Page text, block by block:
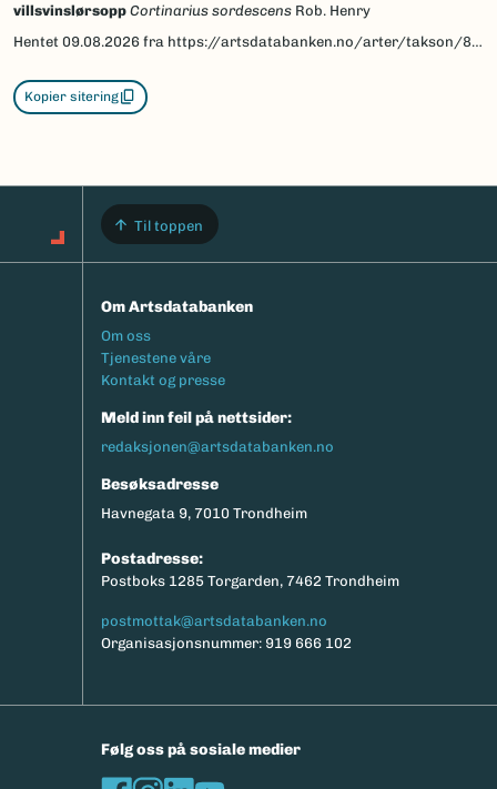
villsvinslørsopp Cortinarius sordescens Rob. Henry
Hentet 09.08.2026 fra https://artsdatabanken.no/arter/takson/88224/beskrivelse
Kopier sitering
Til toppen
Om Artsdatabanken
Footermeny
Om oss
Tjenestene våre
Kontakt og presse
Meld inn feil på nettsider:
redaksjonen@artsdatabanken.no
Besøksadresse
Havnegata 9, 7010 Trondheim
Postadresse:
Postboks 1285 Torgarden, 7462 Trondheim
postmottak@artsdatabanken.no
Organisasjonsnummer: 919 666 102
Følg oss på sosiale medier